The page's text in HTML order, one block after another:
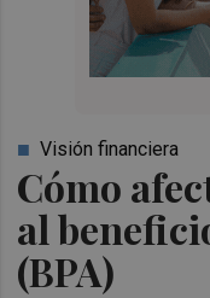
Cómo
al
(BPA)
Visión financiera